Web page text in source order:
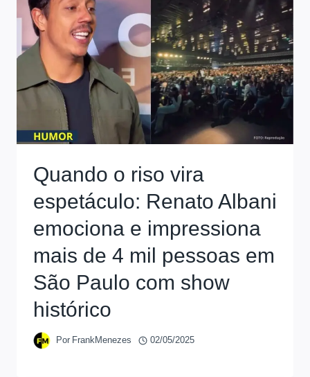
Quando o riso vira
espetáculo: Renato Albani
emociona e impressiona
mais de 4 mil pessoas em
São Paulo com show
histórico
Por FrankMenezes 02/05/2025